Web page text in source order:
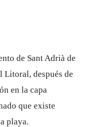
de Sant Adrià de
Litoral, después de
en la capa
que existe
playa.